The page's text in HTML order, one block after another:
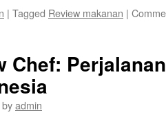
| Tagged Review makanan |
Chef:
byadmin